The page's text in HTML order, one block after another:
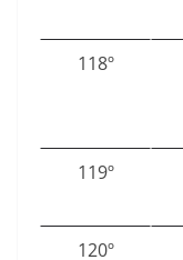
118º
119º
120º